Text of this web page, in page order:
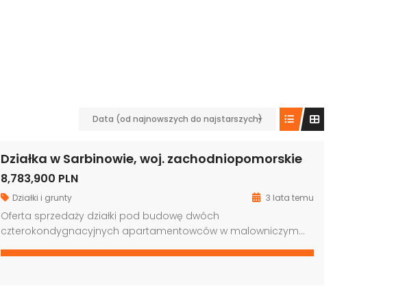
Data (od najnowszych do najstarszych)
Działka w Sarbinowie, woj. zachodniopomorskie
8,783,900 PLN
Działki i grunty 3 lata temu
Oferta sprzedaży działki pod budowę dwóch
czterokondygnacyjnych apartamentowców w malowniczym…
Więcej →